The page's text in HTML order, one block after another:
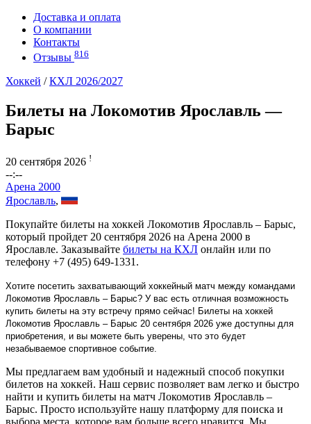
Доставка и оплата
О компании
Контакты
Отзывы 816
Хоккей /КХЛ 2026/2027
Билеты на Локомотив Ярославль —
Барыс
20 сентября 2026 !
--:--
Арена 2000
Ярославль,
Покупайте билеты на хоккей Локомотив Ярославль – Барыс,
который пройдет 20 сентября 2026 на Арена 2000 в
Ярославле. Заказывайте билеты на КХЛ онлайн или по
телефону +7 (495) 649-1331.
Хотите посетить захватывающий хоккейный матч между командами
Локомотив Ярославль – Барыс? У вас есть отличная возможность
купить билеты на эту встречу прямо сейчас! Билеты на хоккей
Локомотив Ярославль – Барыс 20 сентября 2026 уже доступны для
приобретения, и вы можете быть уверены, что это будет
незабываемое спортивное событие.
Мы предлагаем вам удобный и надежный способ покупки
билетов на хоккей. Наш сервис позволяет вам легко и быстро
найти и купить билеты на матч Локомотив Ярославль –
Барыс. Просто используйте нашу платформу для поиска и